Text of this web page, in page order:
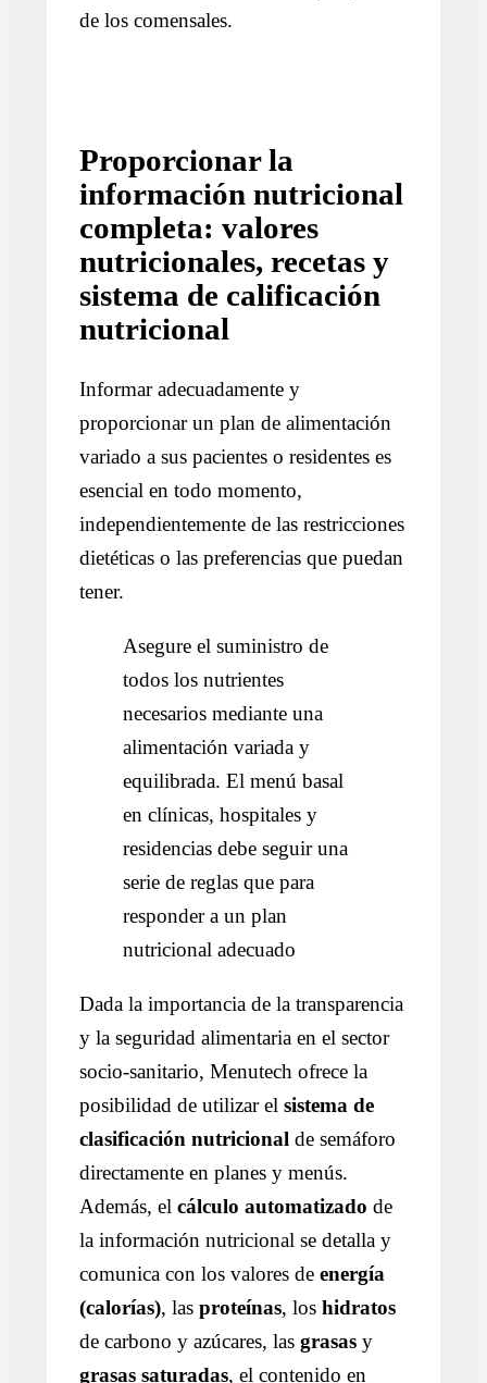
de los comensales.
Proporcionar la
información nutricional
completa: valores
nutricionales, recetas y
sistema de calificación
nutricional
Informar adecuadamente y
proporcionar un plan de alimentación
variado a sus pacientes o residentes es
esencial en todo momento,
independientemente de las restricciones
dietéticas o las preferencias que puedan
tener.
Asegure el suministro de
todos los nutrientes
necesarios mediante una
alimentación variada y
equilibrada.El menú basal
en clínicas, hospitales y
residencias debe seguir una
serie de reglas que para
responder a un plan
nutricional adecuado
Dada la importancia de la transparencia
y la seguridad alimentaria en el sector
socio-sanitario, Menutech ofrece la
posibilidad de utilizar elsistema de
clasificación nutricional de semáforo
directamente en planes y menús.
Además, elcálculo automatizado de
la información nutricional se detalla y
comunica con los valores deenergía
(calorías), lasproteínas, loshidratos
de carbono y azúcares, lasgrasas y
grasas saturadas, el contenido en